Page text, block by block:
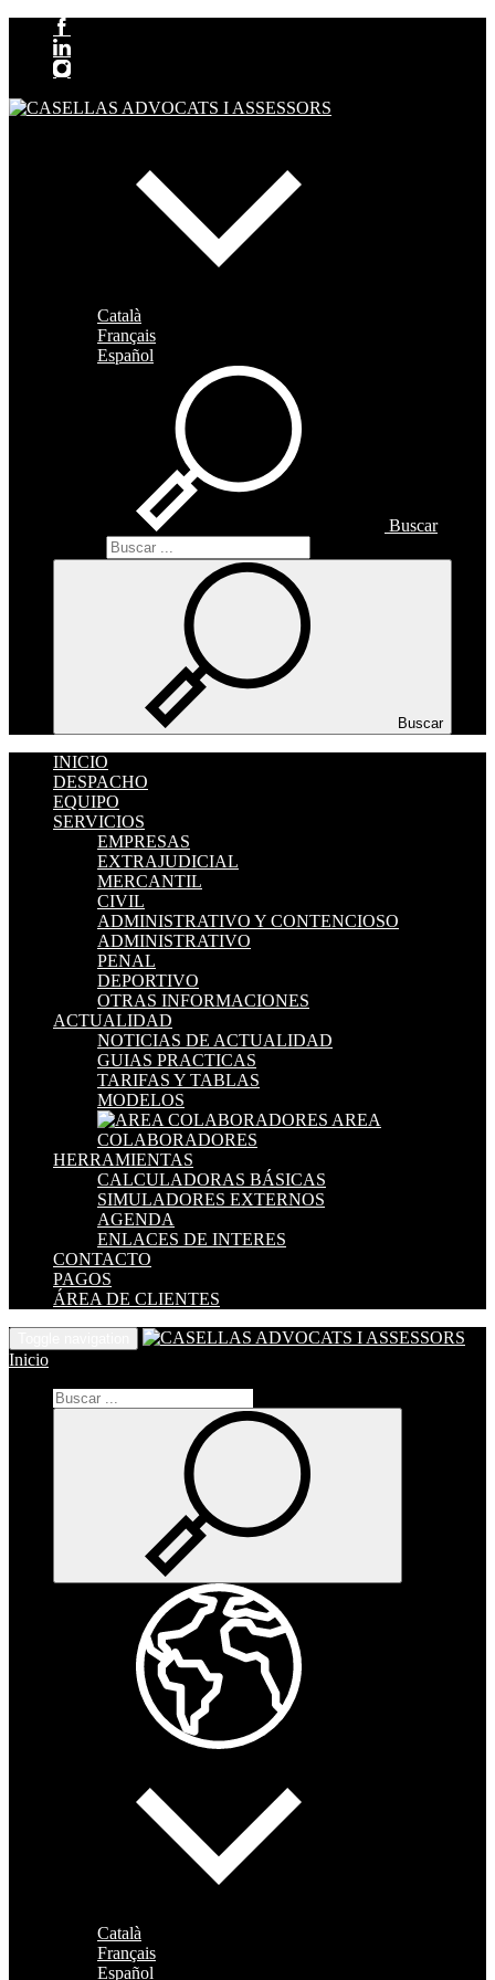
Català
Français
Español
Buscar
Buscar
INICIO
DESPACHO
EQUIPO
SERVICIOS
EMPRESAS
EXTRAJUDICIAL
MERCANTIL
CIVIL
ADMINISTRATIVO Y CONTENCIOSO
ADMINISTRATIVO
PENAL
DEPORTIVO
OTRAS INFORMACIONES
ACTUALIDAD
NOTICIAS DE ACTUALIDAD
GUIAS PRACTICAS
TARIFAS Y TABLAS
MODELOS
AREA
COLABORADORES
HERRAMIENTAS
CALCULADORAS BÁSICAS
SIMULADORES EXTERNOS
AGENDA
ENLACES DE INTERES
CONTACTO
PAGOS
ÁREA DE CLIENTES
Inicio
Català
Français
Español